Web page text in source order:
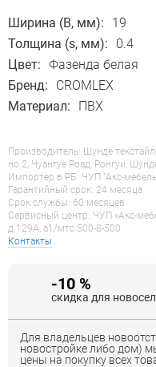
Ширина (B, мм):
19
Толщина (s, мм):
0.4
Цвет: Фазенда белая
Бренд:
CROMLEX
Материал:
ПВХ
Производитель: Шунде
но.2, Чуангуе Роад, Ронгуи,
Импортер в РБ: ЧУП "Акс-
Гарантийный срок: 24 месяца
Срок службы: 60 месяцев
Сервисный центр: ЧУП «Акс-
д.129А, a1/мтс 500-8-500
Контакты
-10 %
скидка для
Для владельцев
новостройке либо дом)
цены на покупку всех